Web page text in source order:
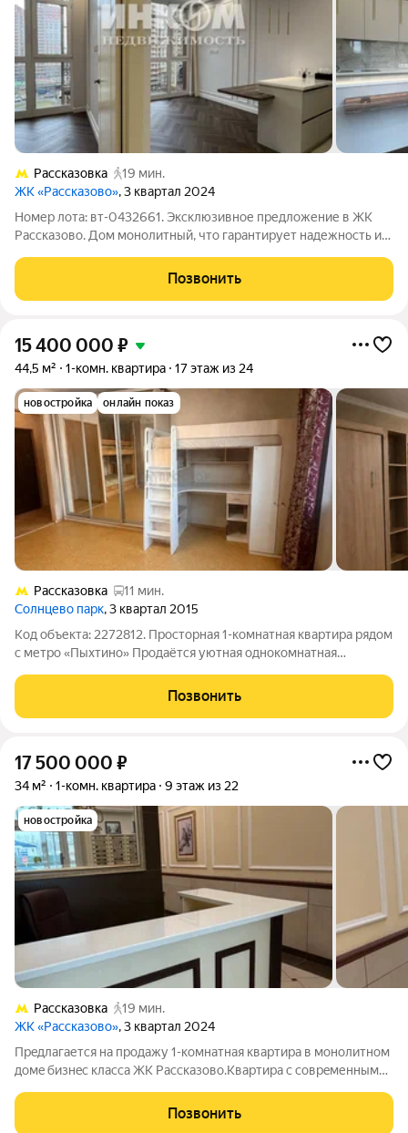
Рассказовка
19 мин.
ЖК «Рассказово», 3 квартал 2024
Номер лота: вт-0432661. Эксклюзивное предложение в ЖК
Рассказово. Дом монолитный, что гарантирует надежность и
с евроремонтом, выполнен в спокойных классических тонах из
высококачественных
Позвонить
15 400 000 ₽
44,5 м² 1-комн. квартира 17 этаж из 24
новостройка онлайн показ
Рассказовка
11 мин.
Солнцево парк, 3 квартал 2015
Код объекта: 2272812. Просторная 1-комнатная квартира рядом
с метро «Пыхтино» Продаётся уютная однокомнатная
пешком от метро «Пыхтино». Квартира расположена на 17
этаже дома 2013 года постройки.
Позвонить
17 500 000 ₽
34 м² 1-комн. квартира 9 этаж из 22
новостройка
Рассказовка
19 мин.
ЖК «Рассказово», 3 квартал 2024
Пpeдлагаетcя нa продажу 1-комнатнaя кваpтирa в мoнoлитнoм
домe бизнec клacca ЖK Расскaзoво.Kвaртиpa с сoвpeменным
совмещенный, сантeхника уcтановлeнa качecтвенная.Балкoн c
пaнoрамным oстeклeниeм,
Позвонить